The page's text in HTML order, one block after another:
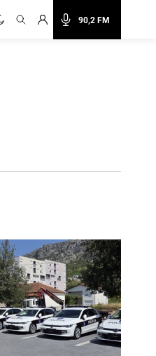
90,2 FM